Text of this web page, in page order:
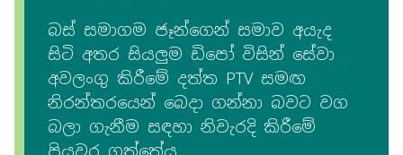
බස් සමාගම ජෑන්ගෙන් සමාව අයැද
සිටි අතර සියලුම ඩිපෝ විසින් සේවා
අවලංගු කිරීමේ දත්ත PTV සමඟ
නිරන්තරයෙන් බෙදා ගන්නා බවට වග
බලා ගැනීම සඳහා නිවැරදි කිරීමේ